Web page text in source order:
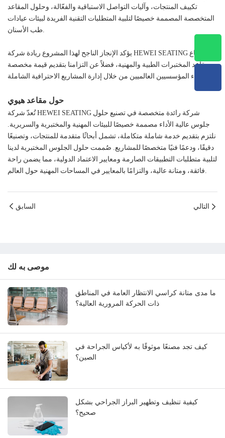
تكييف المنتجات، وآليات التواصل الاستباقية والفعّالة، وحلول المقاعد
المتخصصة المصممة خصيصًا لتلبية المتطلبات التقنية الفريدة لبيئات عيادات
يؤكد الإنجاز الناجح لهذا المشروع ريادة شركة HEWEI SEATING في قطاع
مقاعد المختبرات الطبية والمهنية، فضلاً عن التزامنا بتقديم قيمة مخصصة
حول مقاعد هيوي
تُعدّ شركة HEWEI SEATING شركة رائدة متخصصة في تصنيع حلول
جلوس عالية الأداء مصممة خصيصًا للبيئات المهنية والمختبرية والسريرية.
نلتزم بتقديم خدمة شاملة متكاملة، تشمل أبحاثًا متقدمة للمنتجات، وتصنيعًا
دقيقًا، ودعمًا فنيًا متخصصًا للمشاريع. صُممت حلول الجلوس المختبرية لدينا
لتلبية متطلبات التطبيقات الصارمة ومعايير الاعتماد الدولية، مما يضمن راحة
السابق التالي
موصى به لك
ما مدى متانة كراسي الانتظار العامة في المناطق
ذات الحركة المرورية العالية؟
كيف تجد مصنعًا موثوقًا به لأكياس الجراحة في
الصين؟
كيفية تنظيف وتطهير البراز الجراحي بشكل
صحيح؟